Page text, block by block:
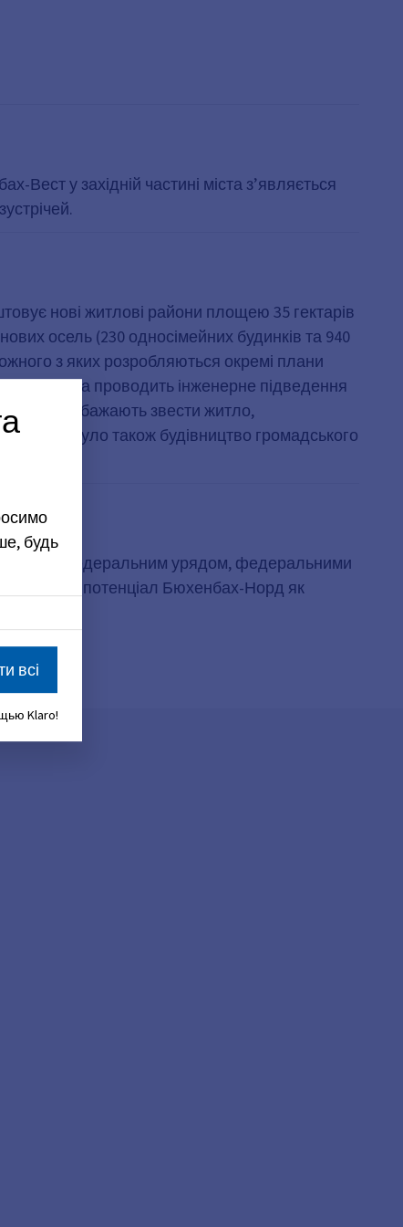
Вест у західній частині міста з’являється
нові житлові райони площею 35 гектарів
осель (230 односімейних будинків та 940
з яких розробляються окремі плани
та проводить інженерне підведення
які бажають звести житло,
було також будівництво громадського
продаж.
спільно федеральним урядом, федеральними
потенціал Бюхенбах-Норд як
будь
всі
Klaro!